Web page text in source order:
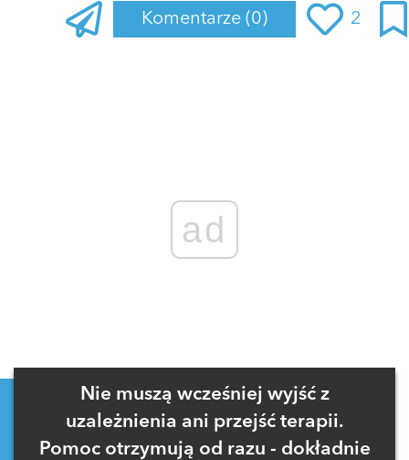
Komentarze (0) 2
ad
Nie muszą wcześniej wyjść z
uzależnienia ani przejść terapii.
Pomoc otrzymują od razu - dokładnie